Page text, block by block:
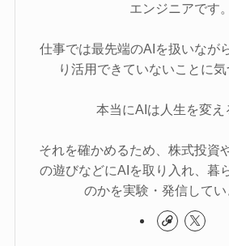
エンジニアです。
仕事では最先端のAIを扱いなが
り活用できていないことに気
本当にAIは人生を変え
それを確かめるため、株式投資
の遊びなどにAIを取り入れ、暮
のかを実験・発信してい